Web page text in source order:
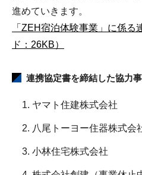
進めていきます。
「ZEH宿泊体験事業」に係る
ド：26KB）
連携協定書を締結した協力
ヤマト住建株式会社
八尾トーヨー住器株式会
小林住宅株式会社